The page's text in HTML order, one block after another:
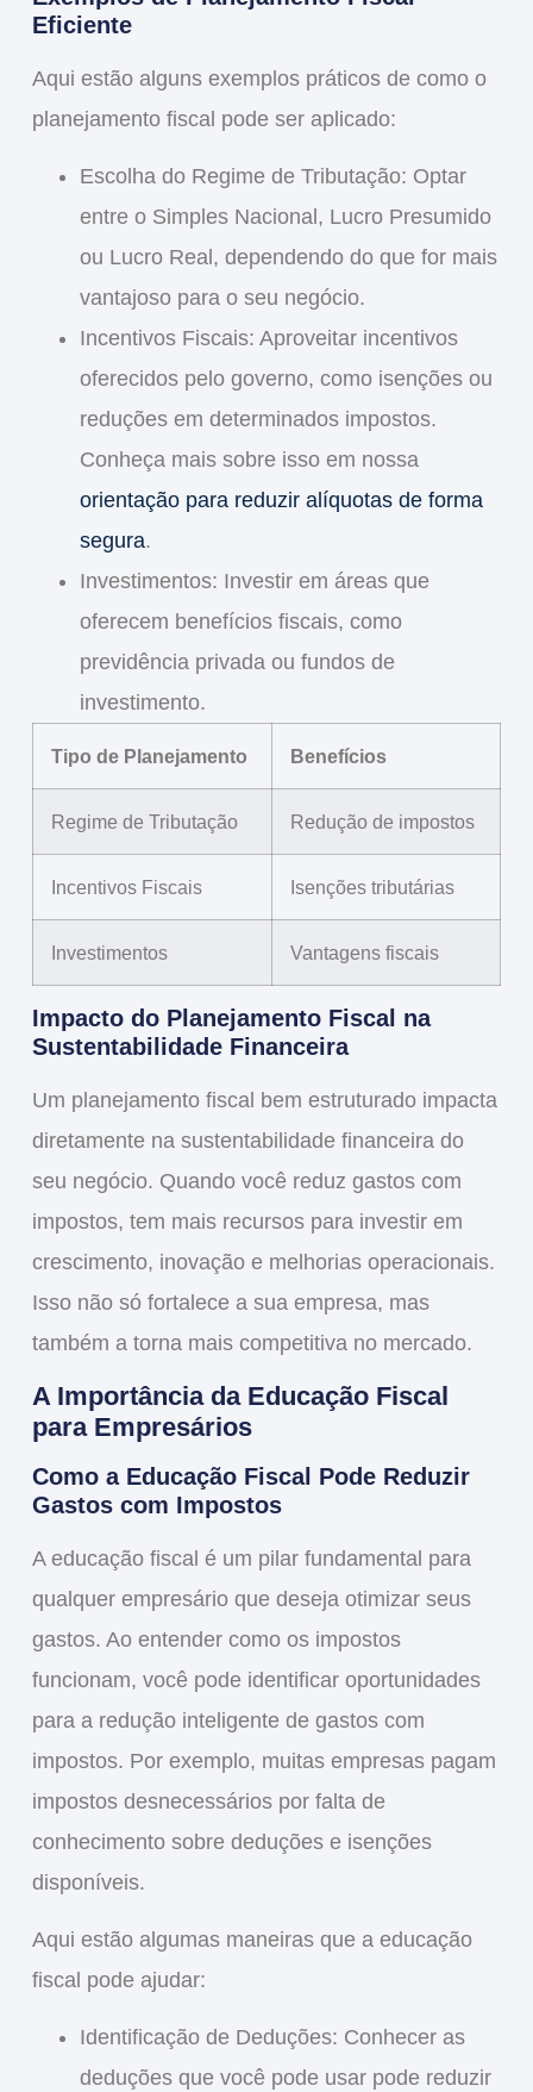
Eficiente
Aqui estão alguns exemplos práticos de como o
planejamento fiscal pode ser aplicado:
Escolha do Regime de Tributação: Optar
entre o Simples Nacional, Lucro Presumido
ou Lucro Real, dependendo do que for mais
vantajoso para o seu negócio.
Incentivos Fiscais: Aproveitar incentivos
oferecidos pelo governo, como isenções ou
reduções em determinados impostos.
Conheça mais sobre isso em nossa
orientação para reduzir alíquotas de forma
segura.
Investimentos: Investir em áreas que
oferecem benefícios fiscais, como
previdência privada ou fundos de
investimento.
Tipo de Planejamento Benefícios
Regime de Tributação Redução de impostos
Incentivos Fiscais Isenções tributárias
Investimentos Vantagens fiscais
Impacto do Planejamento Fiscal na
Sustentabilidade Financeira
Um planejamento fiscal bem estruturado impacta
diretamente na sustentabilidade financeirado
seu negócio. Quando você reduz gastoscom
impostos, tem mais recursos para investir em
crescimento, inovação e melhorias operacionais.
Isso não só fortalece a sua empresa, mas
também a torna mais competitiva no mercado.
A Importância da Educação Fiscal
para Empresários
Como a Educação Fiscal Pode Reduzir
Gastos com Impostos
A educação fiscal é um pilar fundamental para
qualquer empresário que deseja otimizar seus
gastos. Ao entender como os impostos
funcionam, você pode identificar oportunidades
para a redução inteligente de gastos com
impostos. Por exemplo, muitas empresas pagam
impostos desnecessários por falta de
conhecimento sobre deduções e isenções
disponíveis.
Aqui estão algumas maneiras que a educação
fiscal pode ajudar:
Identificação de Deduções: Conhecer as
deduções que você pode usar pode reduzir